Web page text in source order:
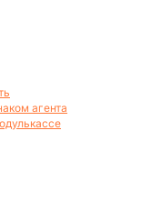
агента